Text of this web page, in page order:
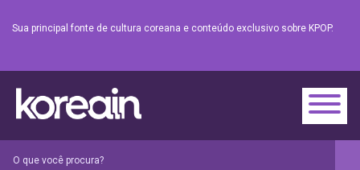
Sua principal fonte de cultura coreana e conteúdo exclusivo sobre KPOP.